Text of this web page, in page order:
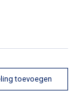
toevoegen